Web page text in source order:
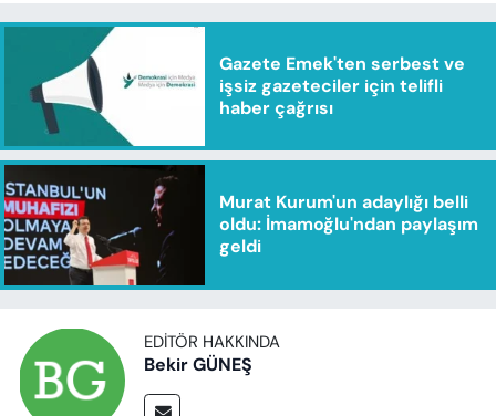
Gazete Emek'ten serbest ve
işsiz gazeteciler için telifli
haber çağrısı
Murat Kurum'un adaylığı belli
oldu: İmamoğlu'ndan paylaşım
geldi
EDITÖR HAKKINDA
Bekir GÜNEŞ